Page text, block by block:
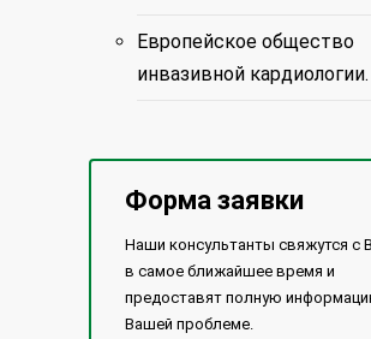
Европейское общество
инвазивной кардиологии.
Форма заявки
Наши консультанты свяжутся с
в самое ближайшее время и
предоставят полную
Вашей проблеме.